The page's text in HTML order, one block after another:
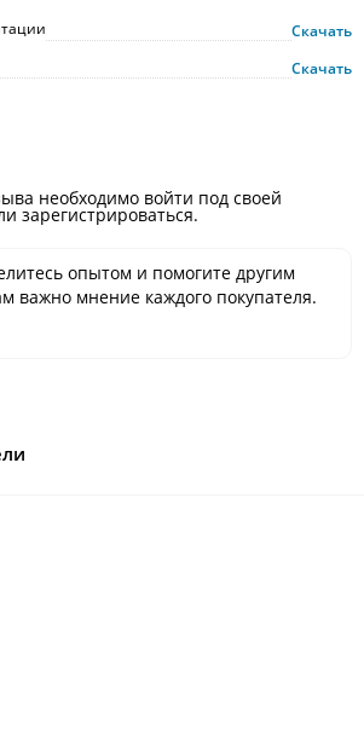
Скачать
Скачать
необходимо войти под своей
зарегистрироваться.
опытом и помогите другим
важно мнение каждого покупателя.